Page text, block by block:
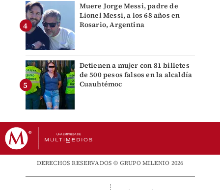
Muere Jorge Messi, padre de
Lionel Messi, a los 68 años en
Rosario, Argentina
Detienen a mujer con 81 billetes
de 500 pesos falsos en la alcaldía
Cuauhtémoc
DERECHOS RESERVADOS © GRUPO MILENIO 2026